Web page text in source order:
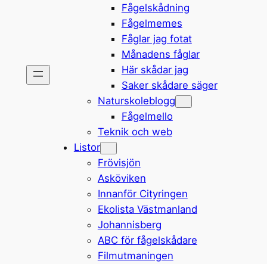
Fågelskådning
Fågelmemes
Fåglar jag fotat
Månadens fåglar
Här skådar jag
Saker skådare säger
Naturskoleblogg
Fågelmello
Teknik och web
Listor
Frövisjön
Asköviken
Innanför Cityringen
Ekolista Västmanland
Johannisberg
ABC för fågelskådare
Filmutmaningen